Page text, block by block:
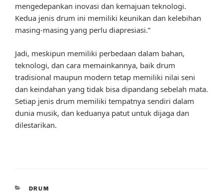
mengedepankan inovasi dan kemajuan teknologi.
Kedua jenis drum ini memiliki keunikan dan kelebihan
masing-masing yang perlu diapresiasi.”
Jadi, meskipun memiliki perbedaan dalam bahan,
teknologi, dan cara memainkannya, baik drum
tradisional maupun modern tetap memiliki nilai seni
dan keindahan yang tidak bisa dipandang sebelah mata.
Setiap jenis drum memiliki tempatnya sendiri dalam
dunia musik, dan keduanya patut untuk dijaga dan
dilestarikan.
CATEGORIES
DRUM